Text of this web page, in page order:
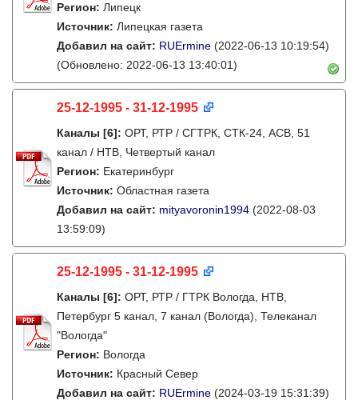
Регион: Липецк
Источник: Липецкая газета
Добавил на сайт: RUErmine (2022-06-13 10:19:54)
(Обновлено: 2022-06-13 13:40:01)
25-12-1995 - 31-12-1995
Каналы [6]: ОРТ, РТР / СГТРК, СТК-24, АСВ, 51
канал / НТВ, Четвертый канал
Регион: Екатеринбург
Источник: Областная газета
Добавил на сайт: mityavoronin1994 (2022-08-03
13:59:09)
25-12-1995 - 31-12-1995
Каналы [6]: ОРТ, РТР / ГТРК Вологда, НТВ,
Петербург 5 канал, 7 канал (Вологда), Телеканал
"Вологда"
Регион: Вологда
Источник: Красный Север
Добавил на сайт: RUErmine (2024-03-19 15:31:39)